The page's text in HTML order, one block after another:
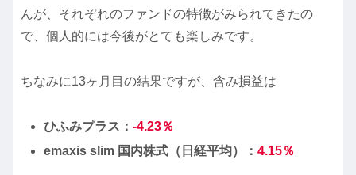
んが、それぞれのファンドの特徴がみられてきたの
で、個人的には今後がとても楽しみです。
ちなみに13ヶ月目の結果ですが、含み損益は
ひふみプラス：-4.23％
emaxis slim 国内株式（日経平均）：4.15％